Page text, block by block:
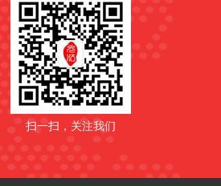
扫一扫，关注我们